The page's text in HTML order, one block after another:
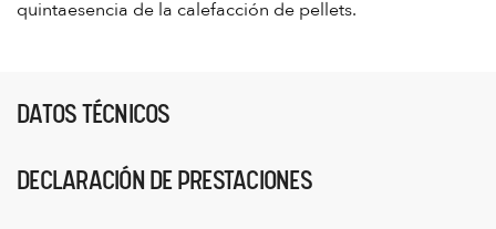
quintaesencia de la calefacción de pellets.
DATOS TÉCNICOS
DECLARACIÓN DE PRESTACIONES